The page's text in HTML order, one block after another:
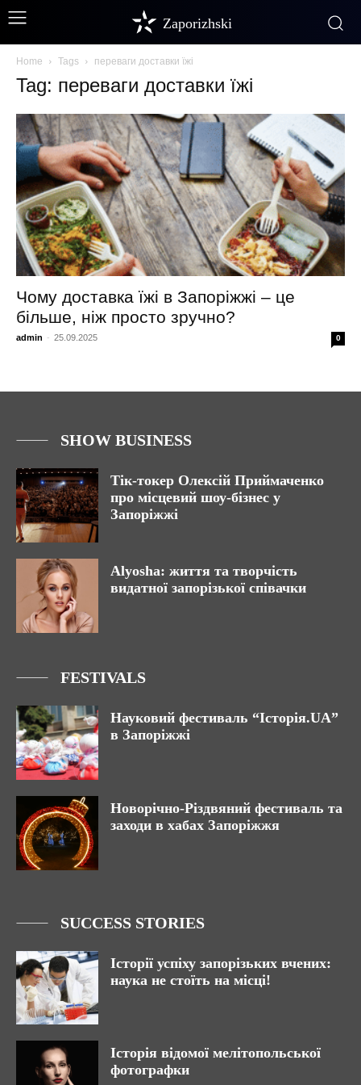
Zaporizhski
Home Tags переваги доставки їжі
Tag: переваги доставки їжі
Чому доставка їжі в Запоріжжі – це
більше, ніж просто зручно?
admin - 25.09.2025 0
SHOW BUSINESS
Тік-токер Олексій Приймаченко
про місцевий шоу-бізнес у
Запоріжжі
Alyosha: життя та творчість
видатної запорізької співачки
FESTIVALS
Науковий фестиваль “Історія.UA”
в Запоріжжі
Новорічно-Різдвяний фестиваль та
заходи в хабах Запоріжжя
SUCCESS STORIES
Історії успіху запорізьких вчених:
наука не стоїть на місці!
Історія відомої мелітопольської
фотографки